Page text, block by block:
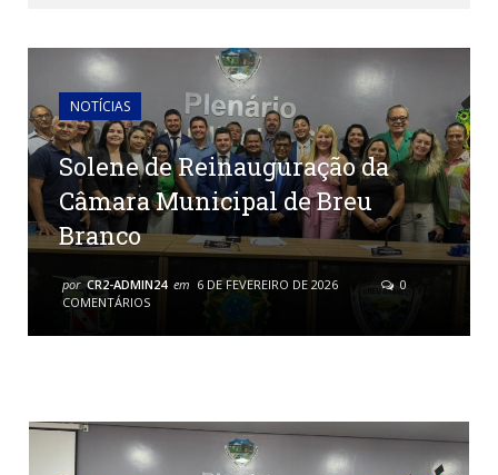
NOTÍCIAS
Solene de Reinauguração da
Câmara Municipal de Breu
Branco
por CR2-ADMIN24 em 6 DE FEVEREIRO DE 2026
0
COMENTÁRIOS